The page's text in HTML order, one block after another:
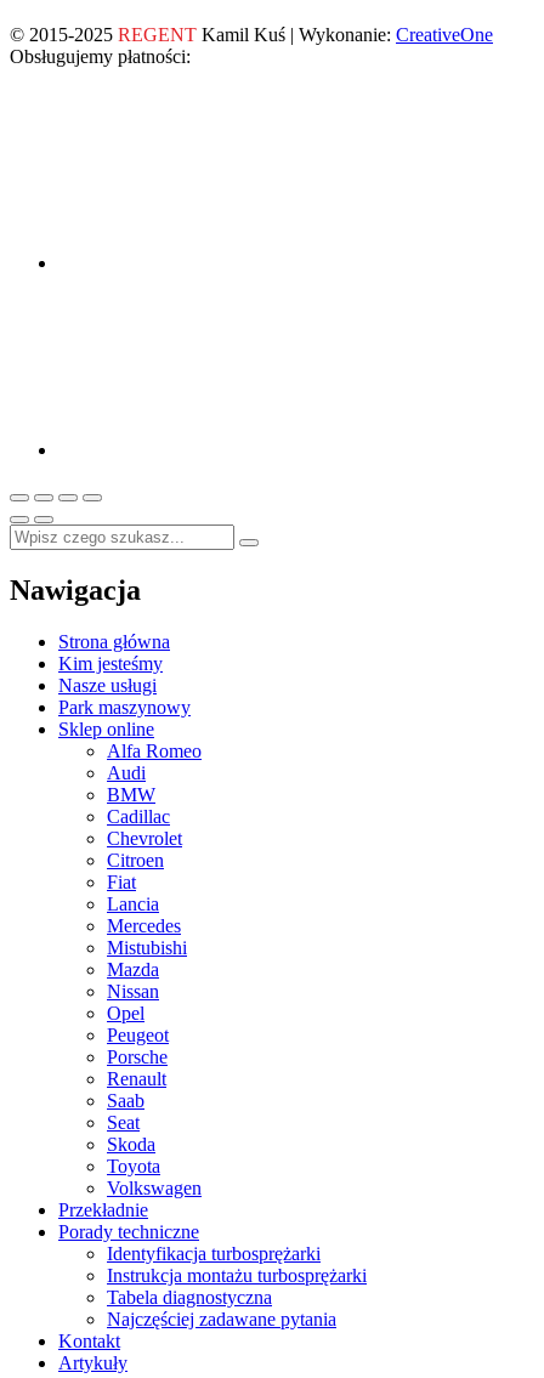
© 2015-2025 REGENT Kamil Kuś | Wykonanie: CreativeOne
Obsługujemy płatności:
Nawigacja
Strona główna
Kim jesteśmy
Nasze usługi
Park maszynowy
Sklep online
Alfa Romeo
Audi
BMW
Cadillac
Chevrolet
Citroen
Fiat
Lancia
Mercedes
Mistubishi
Mazda
Nissan
Opel
Peugeot
Porsche
Renault
Saab
Seat
Skoda
Toyota
Volkswagen
Przekładnie
Porady techniczne
Identyfikacja turbosprężarki
Instrukcja montażu turbosprężarki
Tabela diagnostyczna
Najczęściej zadawane pytania
Kontakt
Artykuły